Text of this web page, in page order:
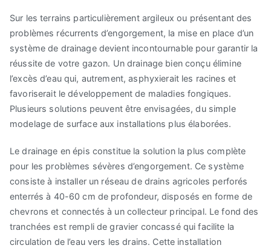
Sur les terrains particulièrement argileux ou présentant des
problèmes récurrents d’engorgement, la mise en place d’un
système de drainage devient incontournable pour garantir la
réussite de votre gazon. Un drainage bien conçu élimine
l’excès d’eau qui, autrement, asphyxierait les racines et
favoriserait le développement de maladies fongiques.
Plusieurs solutions peuvent être envisagées, du simple
modelage de surface aux installations plus élaborées.
Le drainage en épis constitue la solution la plus complète
pour les problèmes sévères d’engorgement. Ce système
consiste à installer un réseau de drains agricoles perforés
enterrés à 40-60 cm de profondeur, disposés en forme de
chevrons et connectés à un collecteur principal. Le fond des
tranchées est rempli de gravier concassé qui facilite la
circulation de l’eau vers les drains. Cette installation